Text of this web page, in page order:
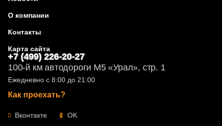
О компании
Контакты
Карта сайта
+7 (499) 226-20-27
100-й км автодороги М5 «Урал», стр. 1
Ежедневно с 8:00 до 21:00
Как проехать?
Вконтакте OK